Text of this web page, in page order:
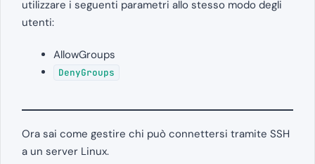
utilizzare i seguenti parametri allo stesso modo degli
utenti:
AllowGroups
DenyGroups
Ora sai come gestire chi può connettersi tramite SSH
a un server Linux.